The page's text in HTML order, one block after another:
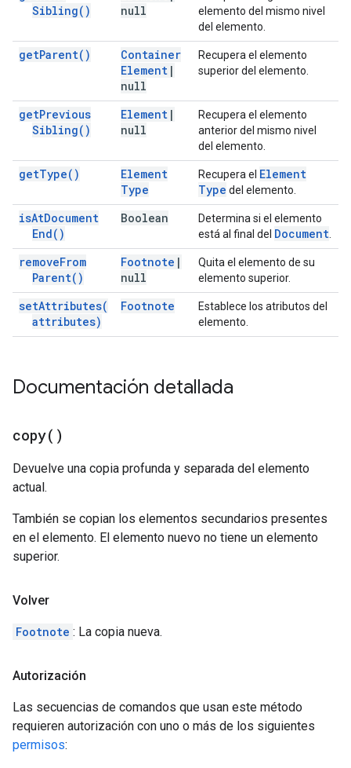
Sibling( )
null
elemento del mismo nivel
del elemento.
getParent( )
Container
Element |
null
Recupera el elemento
superior del elemento.
getPrevious
Sibling( )
Element |
null
Recupera el elemento
anterior del mismo nivel
del elemento.
getType( )
Element
Type
Recupera el Element
Type del elemento.
isAtDocument
End( )
Boolean
Determina si el elemento
está al final del Document
removeFrom
Parent( )
Footnote |
null
Quita el elemento de su
elemento superior.
setAttributes(
attributes)
Footnote
Establece los atributos del
elemento.
Documentación detallada
copy( )
Devuelve una copia profunda y separada del elemento
actual.
También se copian los elementos secundarios presentes
en el elemento. El elemento nuevo no tiene un elemento
superior.
Volver
Footnote : La copia nueva.
Autorización
Las secuencias de comandos que usan este método
requieren autorización con uno o más de los siguientes
permisos: